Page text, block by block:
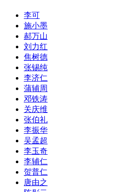
李可
施小墨
郝万山
刘力红
焦树德
张锡纯
李济仁
蒲辅周
邓铁涛
关庆维
张伯礼
李振华
吴孟超
李玉奇
李辅仁
贺普仁
唐由之